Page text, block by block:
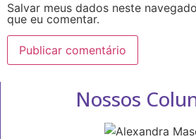
Salvar meus dados neste
que eu comentar.
Nossos